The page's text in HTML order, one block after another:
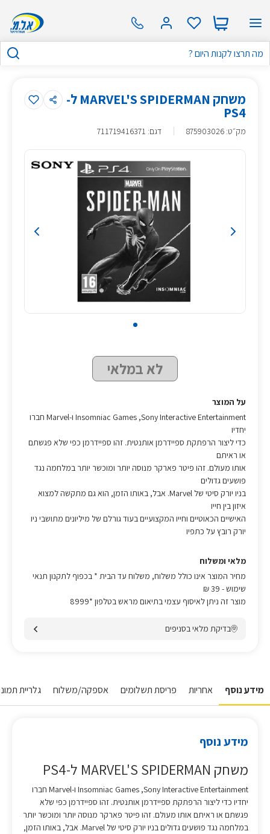
משחק MARVEL'S SPIDERMAN ל-
PS4
מק״ט:
875903026 דגם: 711719416371
לא במלאי
על המוצר
Sony Interactive Entertainment,‏ Insomniac Games ו-Marvel חברו
יחדיו
כדי ליצור הרפתקת ספיידרמן אותנטית. זהו ספיידרמן כפי שלא פגשתם
או ראיתם
אותו מעולם. זהו פיטר פארקר מנוסה יותר ומוכשר יותר במלחמה נגד
פושעים גדולים
בניו יורק סיטי של Marvel. אבל, באותו הזמן, הוא גם מתקשה למצוא
איזון בין חייו
האישיים הכאוטיים וחייו המקצועיים בעוד גורלם של מיליונים מתושבי ניו
יורק רובץ על כתפיו
מלאי ומשלוח
מחיר המוצר אינו כולל משלוח, משלוח עד הבית * בכפוף לתקנון תנאי
שימוש- 39 ₪
מוצר זה ניתן לאיסוף עצמי בתיאום מראש בטלפון *8999
בדיקת מלאי בסניפים
מידע נוסף אחריות פריסת תשלומים אספקה/משלוח גלריית
מידע נוסף
משחק MARVEL'S SPIDERMAN ל-PS4
Sony Interactive Entertainment,‏ Insomniac Games ו-Marvel חברו
יחדיו כדי ליצור הרפתקת ספיידרמן אותנטית. זהו ספיידרמן כפי שלא
פגשתם או ראיתם אותו מעולם. זהו פיטר פארקר מנוסה יותר ומוכשר יותר
במלחמה נגד פושעים גדולים בניו יורק סיטי של Marvel. אבל, באותו הזמן,